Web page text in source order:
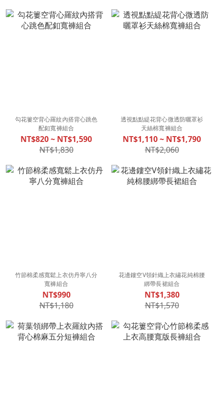
勾花簍空背心羅紋內搭背心跳色
配釦寬褲組合
NT$820 ~ NT$1,590
NT$1,830
透視點點緹花背心微透防曬罩衫
天絲棉寬褲組合
NT$1,110 ~ NT$1,790
NT$2,060
竹節棉柔感寬鬆上衣仿丹寧八分
寬褲組合
NT$990
NT$1,180
花邊鏤空V領針織上衣繡花純棉腰
綁帶長裙組合
NT$1,380
NT$1,570